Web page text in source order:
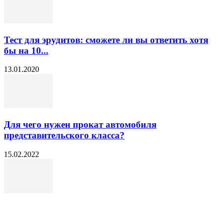
Тест для эрудитов: сможете ли вы ответить хотя
бы на 10...
13.01.2020
Для чего нужен прокат автомобиля
представительского класса?
15.02.2022